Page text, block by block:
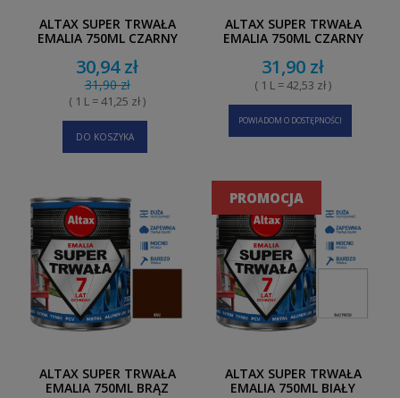
ALTAX SUPER TRWAŁA
EMALIA 750ML CZARNY
30,94 zł
31,90 zł
( 1 L = 41,25 zł )
DO KOSZYKA
ALTAX SUPER TRWAŁA
EMALIA 750ML CZARNY
31,90 zł
( 1 L = 42,53 zł )
POWIADOM O DOSTĘPNOŚCI
ALTAX SUPER TRWAŁA
EMALIA 750ML BRĄZ
ALTAX SUPER TRWAŁA
EMALIA 750ML BIAŁY
PROMOCJA